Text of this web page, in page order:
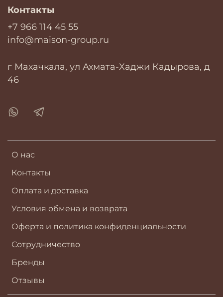
О нас
Контакты
Оплата и доставка
Условия обмена и возврата
Оферта и политика конфиденциальности
Сотрудничество
Бренды
Отзывы
Контакты
+7 966 114 45 55
info@maison-group.ru
г Махачкала, ул Ахмата-Хаджи Кадырова, д
46